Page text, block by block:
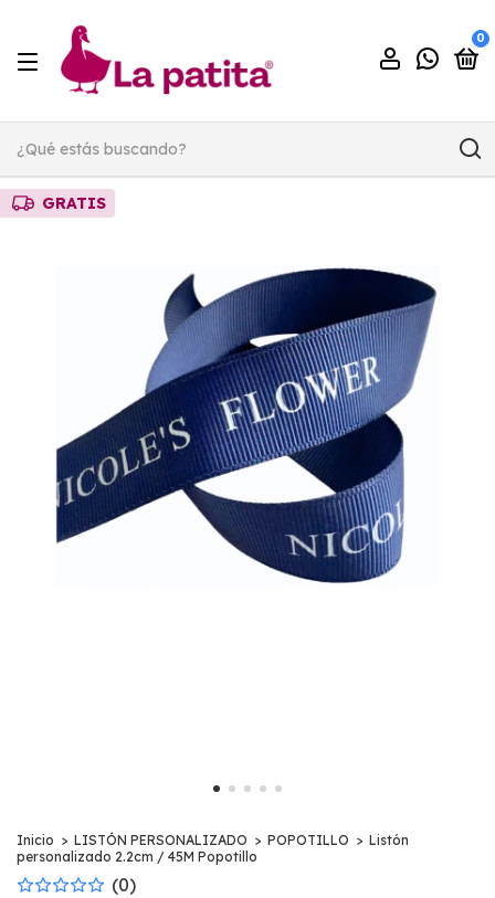
0
GRATIS
Inicio > LISTÓN PERSONALIZADO > POPOTILLO > Listón
personalizado 2.2cm / 45M Popotillo
(0)